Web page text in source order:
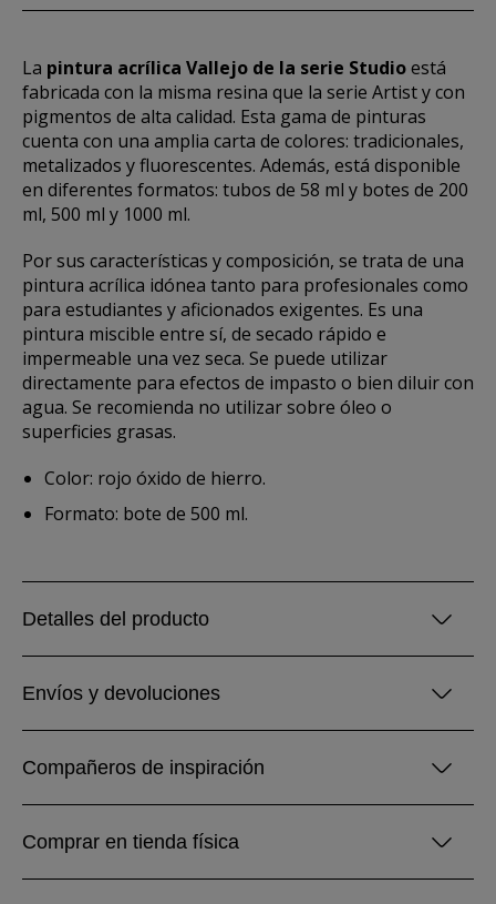
La pintura acrílica Vallejo de la serie Studioestá
fabricada con la misma resina que la serie Artist y con
pigmentos de alta calidad. Esta gama de pinturas
cuenta con una amplia carta de colores: tradicionales,
metalizados y fluorescentes. Además, está disponible
en diferentes formatos: tubos de 58 ml y botes de 200
ml, 500 ml y 1000 ml.
Por sus características y composición, se trata de una
pintura acrílica idónea tanto para profesionales como
para estudiantes y aficionados exigentes. Es una
pintura miscible entre sí, de secado rápido e
impermeable una vez seca. Se puede utilizar
directamente para efectos de impasto o bien diluir con
agua. Se recomienda no utilizar sobre óleo o
superficies grasas.
Color: rojo óxido de hierro.
Formato: bote de 500 ml.
Detalles del producto
Envíos y devoluciones
Compañeros de inspiración
Comprar en tienda física